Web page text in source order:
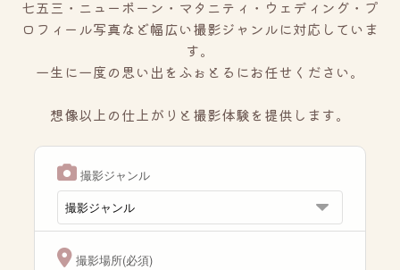
七五三・ニューボーン・マタニティ・ウェディング・プ
ロフィール写真など幅広い撮影ジャンルに対応していま
す。
一生に一度の思い出をふぉとるにお任せください。
想像以上の仕上がりと撮影体験を提供します。
撮影ジャンル
撮影場所(必須)